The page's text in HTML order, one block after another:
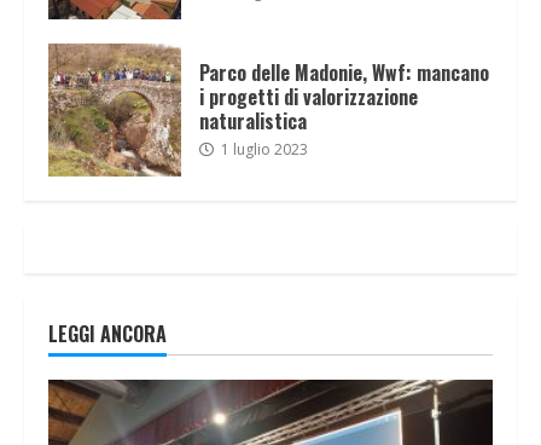
Parco delle Madonie, Wwf: mancano
i progetti di valorizzazione
naturalistica
1 luglio 2023
LEGGI ANCORA